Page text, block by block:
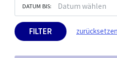
DATUM BIS:
FILTER zurücksetzen